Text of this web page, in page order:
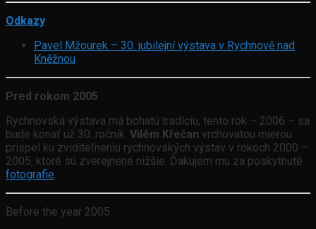
Odkazy
Pavel Mžourek – 30. jubilejní výstava v Rychnově nad
Kněžnou
Pred rokom 2005
Rychnovská výstava má bohatú tradíciu, tento rok – 2006 – sa
bude konať už 30. ročník. Vilém Křečan vrchovatou mierou
prispel ku zviditeľneniu rychnovských výstav v rokoch 2000 –
2005, ktoré sú zverejnené nižšie. Ďakujem mu za poskytnuté
fotografie.
Before the year 2005